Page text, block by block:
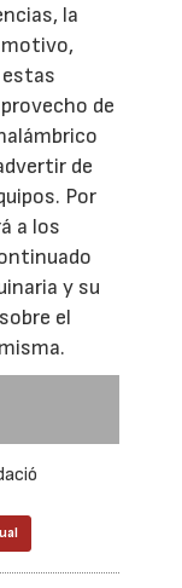
la
estas
de
de
Por
a los
y su
el